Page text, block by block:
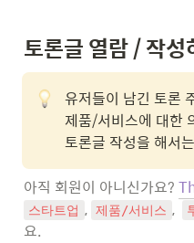
토론글 열람 / 작성
유저들이 남긴 토론
제품/서비스에 대한
토론글 작성을 해서는
아직 회원이 아니신가요?
스타트업 , 제품/서비스 ,
요.